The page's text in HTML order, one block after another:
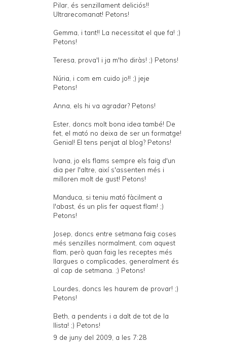
Pilar, és senzillament deliciós!!
Ultrarecomanat! Petons!
Gemma, i tant!! La necessitat el que fa! ;)
Petons!
Teresa, prova'l i ja m'ho diràs! ;) Petons!
Núria, i com em cuido jo!! ;) jeje
Petons!
Anna, els hi va agradar? Petons!
Ester, doncs molt bona idea també! De
fet, el mató no deixa de ser un formatge!
Genial! El tens penjat al blog? Petons!
Ivana, jo els flams sempre els faig d'un
dia per l'altre, així s'assenten més i
milloren molt de gust! Petons!
Manduca, si teniu mató fàcilment a
l'abast, és un plis fer aquest flam! ;)
Petons!
Josep, doncs entre setmana faig coses
més senzilles normalment, com aquest
flam, però quan faig les receptes més
llargues o complicades, generalment és
al cap de setmana. ;) Petons!
Lourdes, doncs les haurem de provar! ;)
Petons!
Beth, a pendents i a dalt de tot de la
llista! ;) Petons!
9 de juny del 2009, a les 7:28